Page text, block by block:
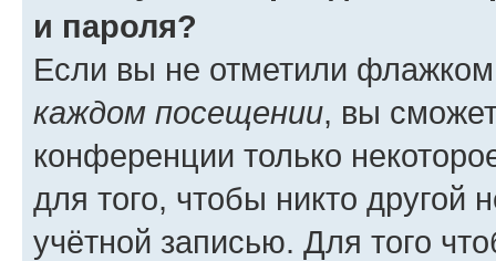
и пароля?
Если вы не отметили
каждом посещении, вы
конференции только
для того, чтобы никто другой
учётной записью. Для того